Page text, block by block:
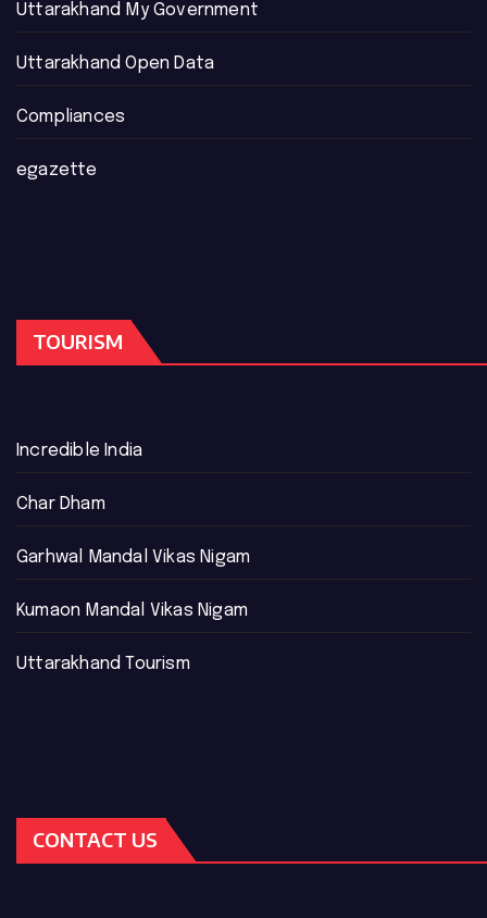
Uttarakhand My Government
Uttarakhand Open Data
Compliances
egazette
TOURISM
Incredible India
Char Dham
Garhwal Mandal Vikas Nigam
Kumaon Mandal Vikas Nigam
Uttarakhand Tourism
CONTACT US